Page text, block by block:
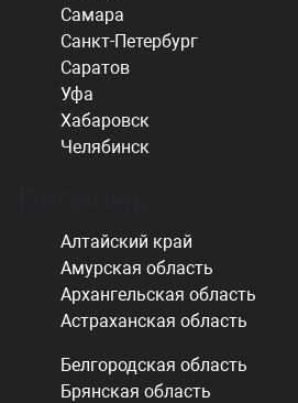
Самара
Санкт-Петербург
Саратов
Уфа
Хабаровск
Челябинск
Алтайский край
Амурская область
Архангельская область
Астраханская область
Белгородская область
Брянская область